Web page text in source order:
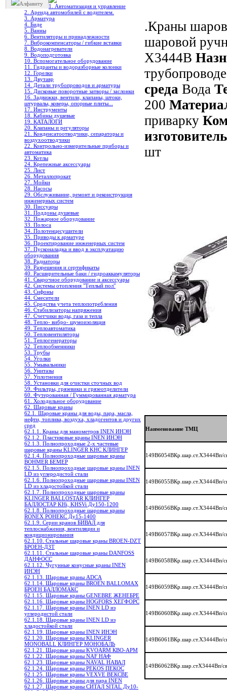
Алфавиту
1. Автоматизация и управление
2. Аренда автомобилей с водителем.
3. Арматура
4. Биде
5. Ванны
6. Вентиляторы и принадлежности
7. Виброкомпенсаторы / гибкие вставки
8. Водонагреватели
9. Водоподготовка
10. Вспомогательное оборудование
11. Гидранты и водоразборные колонки
12. Горелки
13. Двутавр
14. Детали трубопроводов и арматуры
15. Дисковые поворотные затворы / заслонки
16. Задвижки, вентили, клапаны, штоки,
штурвалы, коверы, опорные плиты...
17. Инструменты
18. Кабины душевые
19. КАТАЛОГИ
20. Клапаны и регуляторы
21. Конденсатоотводчики, сепараторы и
воздухоотводчики
22. Контрольно-измерительные приборы и
автоматика
23. Котлы
24. Крепежные аксессуары
25. Лист
26. Металлопрокат
27. Мойки
28. Насосы
29. Обслуживание, ремонт и реконструкция
инженерных систем
30. Писсуары
31. Поддоны душевые
32. Пожарное оборудование
33. Полоса
34. Полотенцесушители
35. Приводы к арматуре
36. Проектирование инженерных систем
37. Пусконаладка и ввод в эксплуатацию
оборудования
38. Радиаторы
39. Разрешения и сертификаты
40. Расширительные баки / гидроаккамуляторы
41. Сварочное оборудование и аксессуары
42. Системы отопления "Теплый пол"
43. Сифоны
44. Смесители
45. Средства учета теплопотребления
46. Стабилизаторы напряжения
47. Счетчики воды, газа и тепла
48. Тепло- вибро- шумоизоляция
49. Теплоавтоматика
50. Тепловентиляторы
51. Теплогенераторы
52. Теплообменники
53. Трубы
54. Уголки
55. Умывальники
56. Унитазы
57. Уплотнения
58. Установки для очистки сточных вод
59. Фильтры, грязевики и грязеотделители
60. Футерованная / Гуммированная арматура
61. Холодильное oборудование
62. Шаровые краны
62.1. Шаровые краны для воды, пара, масла,
нефти, топлива, воздуха, хладогентов и других
сред
62.1.1. Краны для манометров INEN ИНЭН
62.1.2. Пластиковые краны INEN ИНЭН
62.1.3. Полнопроходные 2-х частевые
шаровые краны KLINGER KHC КЛИНГЕР
62.1.4. Полнопроходные шаровые краны
BOHMER БЕМЕР
62.1.5. Полнопроходные шаровые краны INEN
LD из углеродистой стали
62.1.6. Полнопроходные шаровые краны INEN
LD из хладостойкой стали
62.1.7. Полнопроходные шаровые краны
KLINGER BALLOSTAR КЛИНГЕР
БАЛЛОСТАР KHi, KHSVi Ду150-1200
62.1.8. Полнопроходные шаровые краны
RONEX РОНЕКС Ду15-1400
62.1.9. Серии кранов БИВАЛ для
теплоснабжения, вентиляции и
кондиционирования
62.1.10. Стальные шаровые краны BROEN-DZT
БРОЕН-ДЗТ
62.1.11. Стальные шаровые краны DANFOSS
ДАНФОСС
62.1.12. Чугунные конусные краны INEN
ИНЭН
62.1.13. Шаровые краны ADCA
62.1.14. Шаровые краны BROEN BALLOMAX
БРОЕН БАЛЛОМАКС
62.1.15. Шаровые краны GENEBRE ЖЕНЕБРЕ
62.1.16. Шаровые краны HOGFORS ХЕГФОРС
62.1.17. Шаровые краны INEN LD из
углеродистой стали
62.1.18. Шаровые краны INEN LD из
хладостойкой стали
62.1.19. Шаровые краны INEN ИНЭН
62.1.20. Шаровые краны KLINGER
MONOBALL КЛИНГЕР МОНОБАЛЬ
62.1.21. Шаровые краны KVOARM КВО-АРМ
62.1.22. Шаровые краны NAF НАФ
62.1.23. Шаровые краны NAVAL НАВАЛ
62.1.24. Шаровые краны PEKOS ПЕКОС
62.1.25. Шаровые краны VEXVE ВЕКСВЕ
62.1.26. Шаровые краны для пара INEN
62.1.27. Шаровые краны СИТАЛ SITAL Ду10-
.Краны
шаровой
X3444B
среда Вода
200
приварку
изготовитель
шт
Наименование ТМЦ
149B6054BКр.шар.ст.X3444Bп/
149B6055BКр.шар.ст.X3444Bп/
149B6056BКр.шар.ст.X3444Bп/
149B6057BКр.шар.ст.X3444Bп/
149B6058BКр.шар.ст.X3444Bп/
149B6059BКр.шар.ст.X3444Bп/
149B6060BКр.шар.ст.X3444Bп/
149B6061BКр.шар.ст.X3444Bп/
149B6062BКр.шар.стX3444Bп/